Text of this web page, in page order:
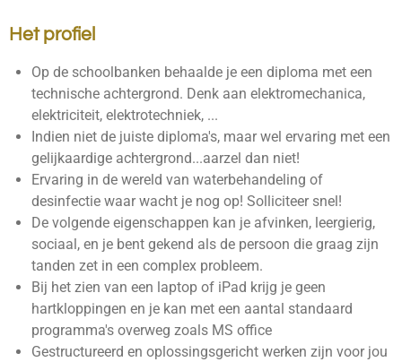
Het profiel
Op de schoolbanken behaalde je een diploma met een
technische achtergrond. Denk aan elektromechanica,
elektriciteit, elektrotechniek, ...
Indien niet de juiste diploma's, maar wel ervaring met een
gelijkaardige achtergrond...aarzel dan niet!
Ervaring in de wereld van waterbehandeling of
desinfectie waar wacht je nog op! Solliciteer snel!
De volgende eigenschappen kan je afvinken, leergierig,
sociaal, en je bent gekend als de persoon die graag zijn
tanden zet in een complex probleem.
Bij het zien van een laptop of iPad krijg je geen
hartkloppingen en je kan met een aantal standaard
programma's overweg zoals MS office
Gestructureerd en oplossingsgericht werken zijn voor jou